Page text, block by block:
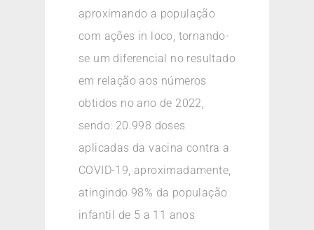
aproximando a população
com ações in loco, tornando-
se um diferencial no resultado
em relação aos números
obtidos no ano de 2022,
sendo: 20.998 doses
aplicadas da vacina contra a
COVID-19, aproximadamente,
atingindo 98% da população
infantil de 5 a 11 anos